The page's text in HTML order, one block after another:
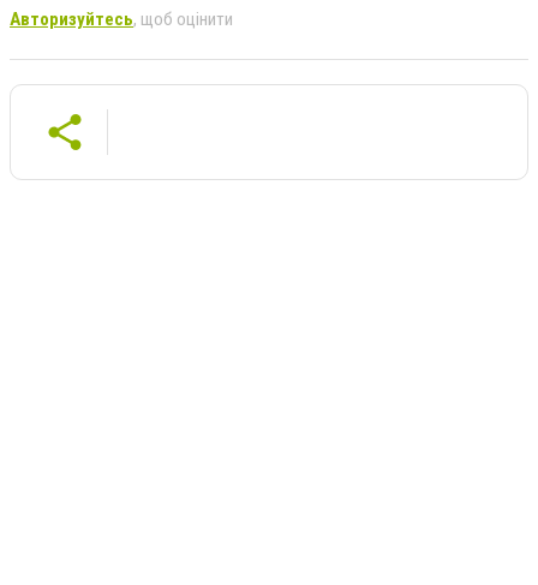
Авторизуйтесь, щоб оцінити